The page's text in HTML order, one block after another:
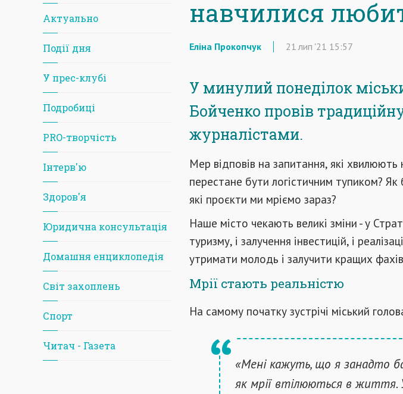
Актуально
Події дня
У прес-клубі
Подробиці
PRO-творчість
Iнтерв'ю
Здоров'я
Юридична консультація
Домашня енциклопедія
Світ захоплень
Спорт
Читач - Газета
навчилися
Еліна Прокопчук 21 лип '21 15:57
У минулий понеділок
Бойченко провів
журналістами.
Мер відповів на запитання, які
перестане бути логістичним тупиком?
які проєкти ми мріємо зараз?
Наше місто чекають великі зміни - у
туризму, і залучення інвестицій, і
утримати молодь і залучити кращих
Мрії стають реальністю
На самому початку зустрічі міський
«Мені кажуть, що я занадто
як мрії втілюються в життя.